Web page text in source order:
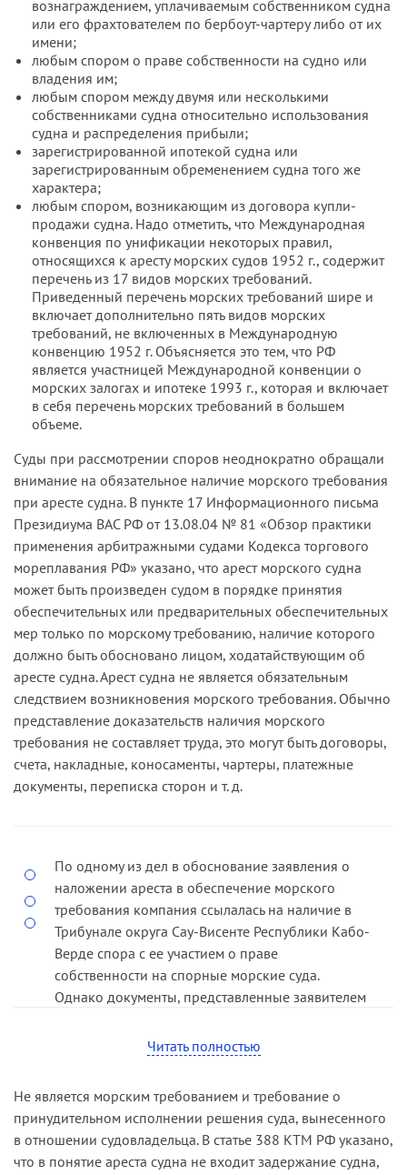
вознаграждением, уплачиваемым собственником судна
или его фрахтователем по бербоут-чартеру либо от их
имени;
любым спором о праве собственности на судно или
владения им;
любым спором между двумя или несколькими
собственниками судна относительно использования
судна и распределения прибыли;
зарегистрированной ипотекой судна или
зарегистрированным обременением судна того же
характера;
любым спором, возникающим из договора купли-
продажи судна. Надо отметить, что Международная
конвенция по унификации некоторых правил,
относящихся к аресту морских судов 1952 г., содержит
перечень из 17 видов морских требований.
Приведенный перечень морских требований шире и
включает дополнительно пять видов морских
требований, не включенных в Международную
конвенцию 1952 г. Объясняется это тем, что РФ
является участницей Международной конвенции о
морских залогах и ипотеке 1993 г., которая и включает
в себя перечень морских требований в большем
объеме.
Суды при рассмотрении споров неоднократно обращали
внимание на обязательное наличие морского требования
при аресте судна. В пункте 17 Информационного письма
Президиума ВАС РФ от 13.08.04 № 81 «Обзор практики
применения арбитражными судами Кодекса торгового
мореплавания РФ» указано, что арест морского судна
может быть произведен судом в порядке принятия
обеспечительных или предварительных обеспечительных
мер только по морскому требованию, наличие которого
должно быть обосновано лицом, ходатайствующим об
аресте судна. Арест судна не является обязательным
следствием возникновения морского требования. Обычно
представление доказательств наличия морского
требования не составляет труда, это могут быть договоры,
счета, накладные, коносаменты, чартеры, платежные
документы, переписка сторон и т. д.
По одному из дел в обоснование заявления о
наложении ареста в обеспечение морского
требования компания ссылалась на наличие в
Трибунале округа Сау-Висенте Республики Кабо-
Верде спора с ее участием о праве
собственности на спорные морские суда.
Однако документы, представленные заявителем
обстоятельств, свидетельствовали о том, что
спор, на наличие которого ссылалась компания,
относительно возмещения расходов,
понесенных этими лицами в связи с созданием
рыболовного предприятия. Следовательно, то
морское требование, на наличие которого в
Читать полностью
Не является морским требованием и требование о
принудительном исполнении решения суда, вынесенного
в отношении судовладельца. В статье 388 КТМ РФ указано,
что в понятие ареста судна не входит задержание судна,